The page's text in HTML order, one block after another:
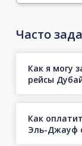
Часто
Как я могу
рейсы
Как
Эль-Джауф